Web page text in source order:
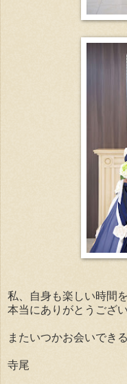
私、自身も楽しい時間
本当にありがとうござい
またいつかお会いでき
寺尾